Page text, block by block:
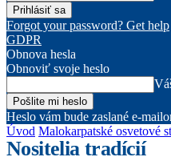
Forgot your password? Get help
GDPR
Obnova hesla
Obnoviť svoje heslo
Heslo vám bude zaslané e-
Úvod Malokarpatské osvetové
Nositelia tradícií